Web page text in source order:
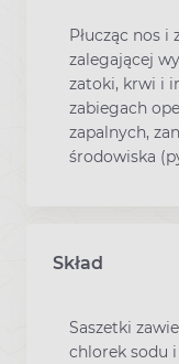
Płucząc nos
zalegającej
zatoki, krwi i
zabiegach
zapalnych,
środowiska
Skład
Saszetki
chlorek sodu